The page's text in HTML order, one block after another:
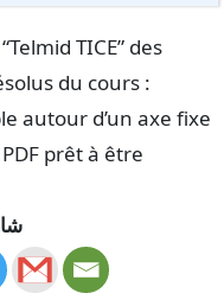
TICE” des
du cours :
autour d’un axe fixe
prêt à être